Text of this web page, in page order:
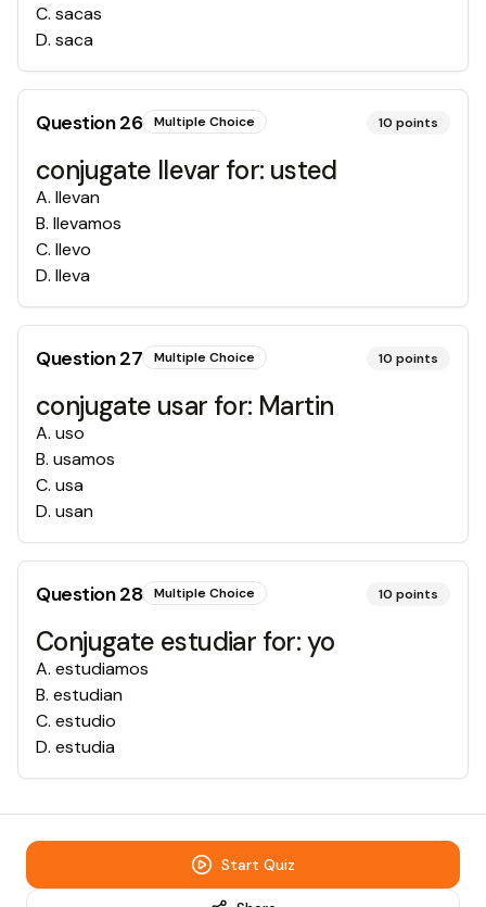
C. sacas
D. saca
Question26 Multiple Choice 10 points
conjugate llevar for: usted
A. llevan
B. llevamos
C. llevo
D. lleva
Question27 Multiple Choice 10 points
conjugate usar for: Martin
A. uso
B. usamos
C. usa
D. usan
Question28 Multiple Choice 10 points
Conjugate estudiar for: yo
A. estudiamos
B. estudian
C. estudio
D. estudia
Start Quiz